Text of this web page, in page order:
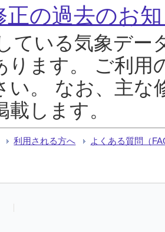
正の過去のお
ている気象デー
ります。 ご利用
い。 なお、主な
載します。
利用される方へ よくある質問（